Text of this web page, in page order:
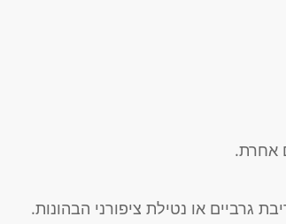
אחרת.
גרביים או נטילת ציפורני הבהונות.